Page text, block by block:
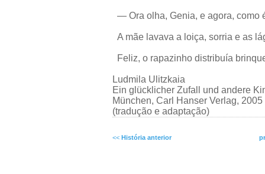
— Ora olha, Genia, e agora, como
A mãe lavava a loiça, sorria e as
Feliz, o rapazinho distribuía
Ludmila Ulitzkaia
Ein glücklicher Zufall und andere
München, Carl Hanser Verlag, 2005
(tradução e adaptação)
<< História anterior